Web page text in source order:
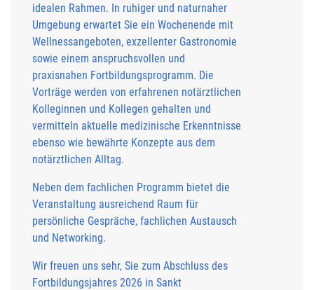
idealen Rahmen. In ruhiger und naturnaher
Umgebung erwartet Sie ein Wochenende mit
Wellnessangeboten, exzellenter Gastronomie
sowie einem anspruchsvollen und
praxisnahen Fortbildungsprogramm. Die
Vorträge werden von erfahrenen notärztlichen
Kolleginnen und Kollegen gehalten und
vermitteln aktuelle medizinische Erkenntnisse
ebenso wie bewährte Konzepte aus dem
notärztlichen Alltag.
Neben dem fachlichen Programm bietet die
Veranstaltung ausreichend Raum für
persönliche Gespräche, fachlichen Austausch
und Networking.
Wir freuen uns sehr, Sie zum Abschluss des
Fortbildungsjahres 2026 in Sankt